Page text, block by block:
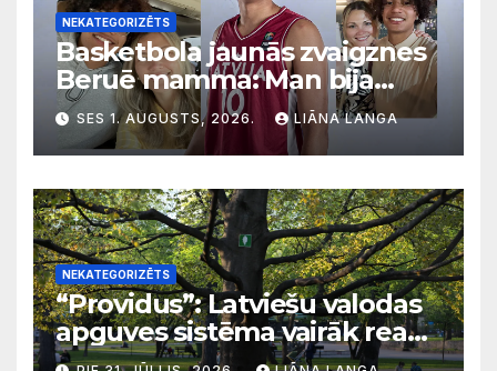
NEKATEGORIZĒTS
Basketbola jaunās zvaigznes
Beruē mamma: Man bija
svarīgi, lai bērni apgūst
latviešu valodu
SES 1. AUGUSTS, 2026. LIĀNA LANGA
NEKATEGORIZĒTS
“Providus”: Latviešu valodas
apguves sistēma vairāk reaģē
uz krīzēm nekā ilgtermiņa